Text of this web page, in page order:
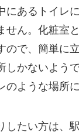
にあるトイレ
せん。化粧室
ので、簡単に
しかないよう
ような場所に
したい方は、